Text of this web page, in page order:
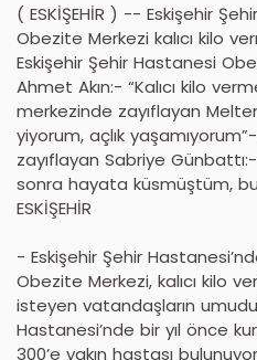
( ESKİŞEHİR ) -- Eskişehir
Obezite Merkezi kalıcı kilo
Eskişehir Şehir Hastanesi
Ahmet Akın:- “Kalıcı kilo
merkezinde zayıflayan
yiyorum, açlık
zayıflayan Sabriye
sonra hayata küsmüştüm,
ESKİŞEHİR
- Eskişehir Şehir
Obezite Merkezi, kalıcı kilo
isteyen vatandaşların
Hastanesi’nde bir yıl önce
300’e yakın hastası